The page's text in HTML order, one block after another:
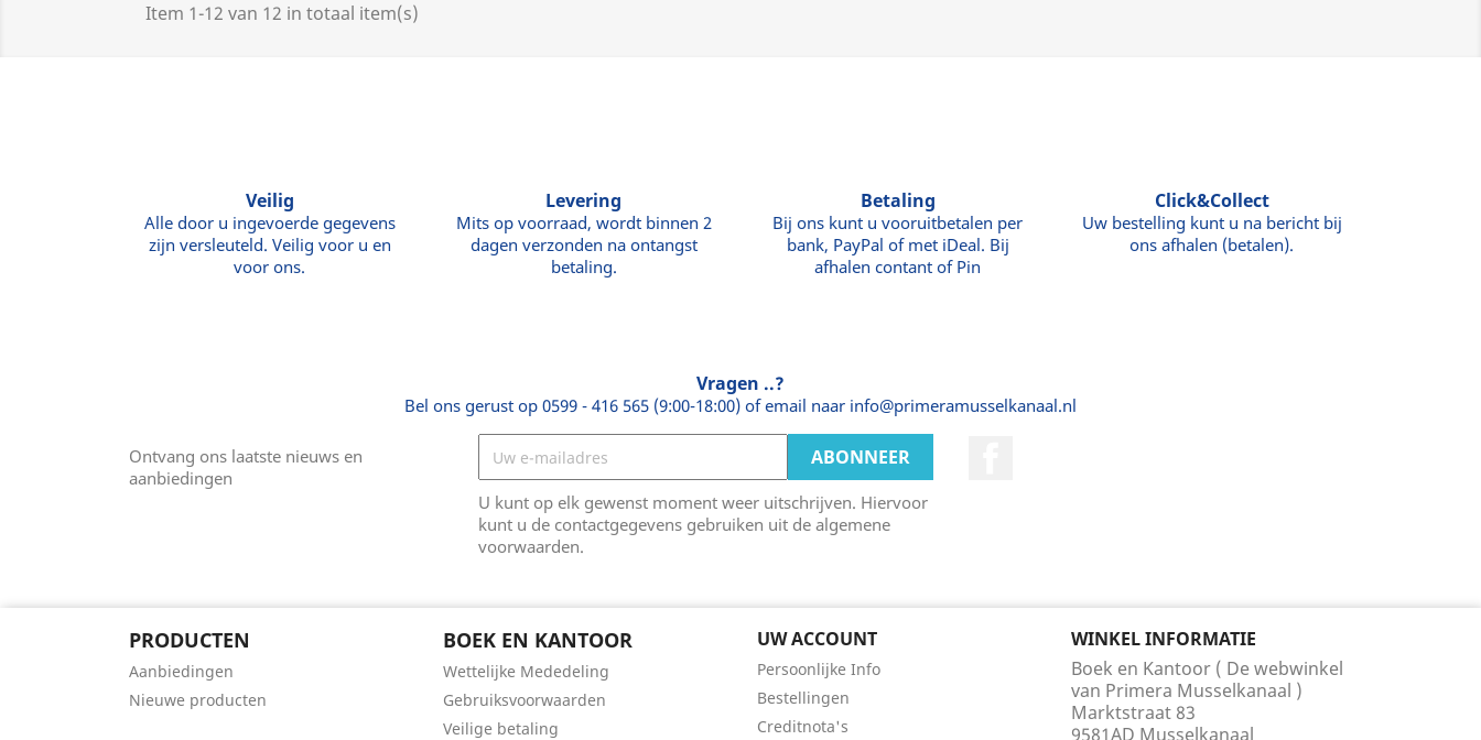
Item 1-12 van 12 in totaal item(s)
Veilig
Alle door u ingevoerde gegevens
zijn versleuteld. Veilig voor u en
voor ons.
Levering
Mits op voorraad, wordt binnen 2
dagen verzonden na ontangst
betaling.
Betaling
Bij ons kunt u vooruitbetalen per
bank, PayPal of met iDeal. Bij
afhalen contant of Pin
Click&Collect
Uw bestelling kunt u na bericht bij
ons afhalen (betalen).
Vragen ..?
Bel ons gerust op 0599 - 416 565 (9:00-18:00) of email naar info@primeramusselkanaal.nl
Ontvang ons laatste nieuws en
aanbiedingen
U kunt op elk gewenst moment weer uitschrijven. Hiervoor
kunt u de contactgegevens gebruiken uit de algemene
voorwaarden.
PRODUCTEN
Aanbiedingen
Nieuwe producten
BOEK EN KANTOOR
Wettelijke Mededeling
Gebruiksvoorwaarden
Veilige betaling
UW ACCOUNT
Persoonlijke Info
Bestellingen
Creditnota's
WINKEL INFORMATIE
Boek en Kantoor ( De webwinkel
van Primera Musselkanaal )
Marktstraat 83
9581AD Musselkanaal